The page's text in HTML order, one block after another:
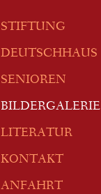
STIFTUNG
DEUTSCHHAUS
SENIOREN
BILDERGALERIE
LITERATUR
KONTAKT
ANFAHRT